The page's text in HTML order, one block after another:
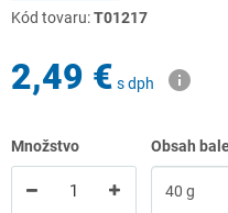
Kód tovaru:T01217
2,49 € s dph
Množstvo Obsah